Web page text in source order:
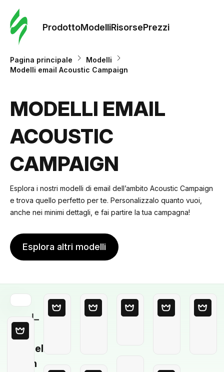
ProdottoModelliRisorsePrezzi
Pagina principale
Modelli
Modelli email Acoustic Campaign
MODELLI EMAIL
ACOUSTIC
CAMPAIGN
Esplora i nostri modelli di email dell’ambito Acoustic Campaign
e trova quello perfetto per te. Personalizzalo quanto vuoi,
anche nei minimi dettagli, e fai partire la tua campagna!
Esplora altri modelli
Modello
in